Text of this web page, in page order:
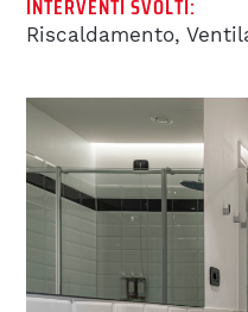
BIM
REFERENZE
LAVORA CON
BENEFITS
INTERVENTI SVOLTI:
Riscaldamento,